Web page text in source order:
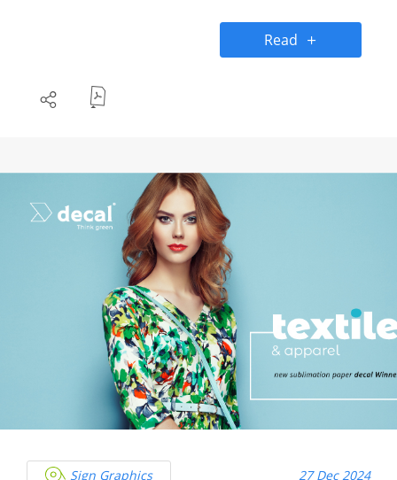
ecológicos e como a decal® contribui para a
sustentabilidade através dos que desenvolve em
conjunto com a BASF para garantir produtos eco-
Read
Sign Graphics 27 Dec 2024